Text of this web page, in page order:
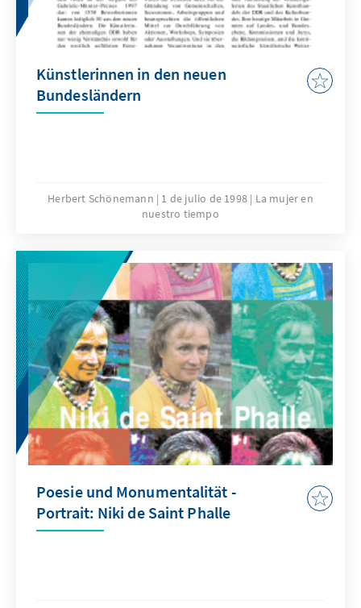
Künstlerinnen in den neuen
Bundesländern
Herbert Schönemann 1 de julio de 1998
La mujer en
nuestro tiempo
Poesie und Monumentalität -
Portrait: Niki de Saint Phalle